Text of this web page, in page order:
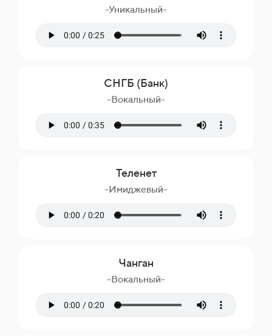
-Уникальный-
СНГБ (Банк)
-Вокальный-
Теленет
-Имиджевый-
Чанган
-Вокальный-